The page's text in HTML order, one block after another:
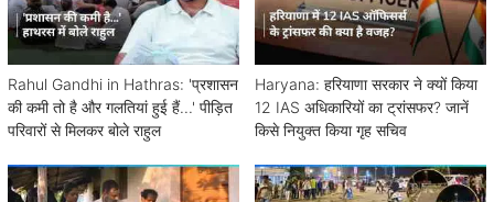
Rahul Gandhi in Hathras: 'प्रशासन
की कमी तो है और गलतियां हुई हैं...' पीड़ित
परिवारों से मिलकर बोले राहुल
Haryana: हरियाणा सरकार ने क्यों किया
12 IAS अधिकारियों का ट्रांसफर? जानें
किसे नियुक्त किया गृह सचिव